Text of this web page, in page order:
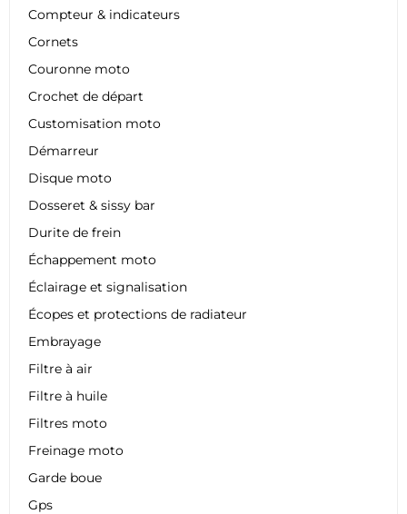
Compteur & indicateurs
Cornets
Couronne moto
Crochet de départ
Customisation moto
Démarreur
Disque moto
Dosseret & sissy bar
Durite de frein
Échappement moto
Éclairage et signalisation
Écopes et protections de radiateur
Embrayage
Filtre à air
Filtre à huile
Filtres moto
Freinage moto
Garde boue
Gps